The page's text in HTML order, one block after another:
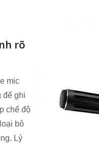
rõ
mic
để ghi
chế độ
bỏ
Lý